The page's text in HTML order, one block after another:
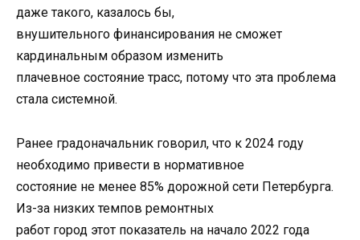
даже такого, казалось бы,
внушительного финансирования не сможет
кардинальным образом изменить
плачевное состояние трасс, потому что эта проблема
стала системной.
Ранее градоначальник говорил, что к 2024 году
необходимо привести в нормативное
состояние не менее 85% дорожной сети Петербурга.
Из-за низких темпов ремонтных
работ город этот показатель на начало 2022 года